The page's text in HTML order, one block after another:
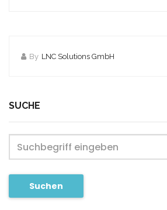
By LNC Solutions GmbH
SUCHE
Suchen